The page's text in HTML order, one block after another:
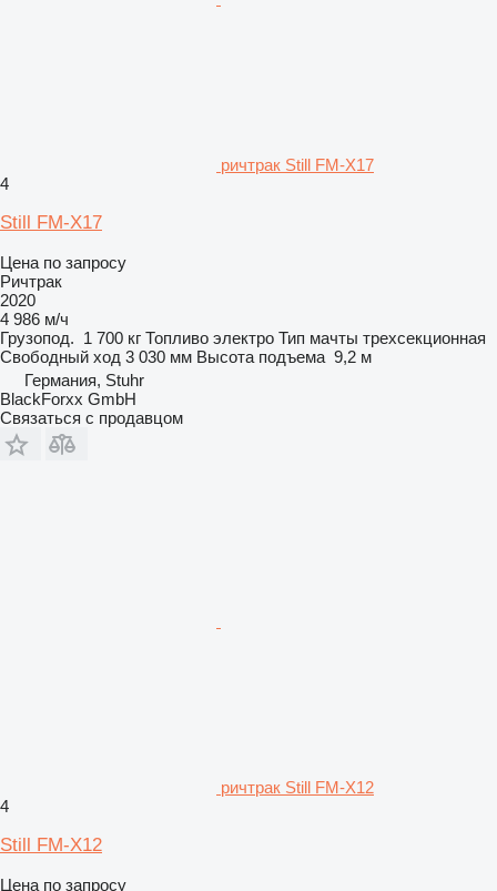
ричтрак Still FM-X17
4
Still FM-X17
Цена по запросу
Ричтрак
2020
4 986 м/ч
Грузопод. 1 700 кг Топливо электро Тип мачты трехсекционная
Свободный ход 3 030 мм Высота подъема 9,2 м
Германия, Stuhr
BlackForxx GmbH
Связаться с продавцом
ричтрак Still FM-X12
4
Still FM-X12
Цена по запросу